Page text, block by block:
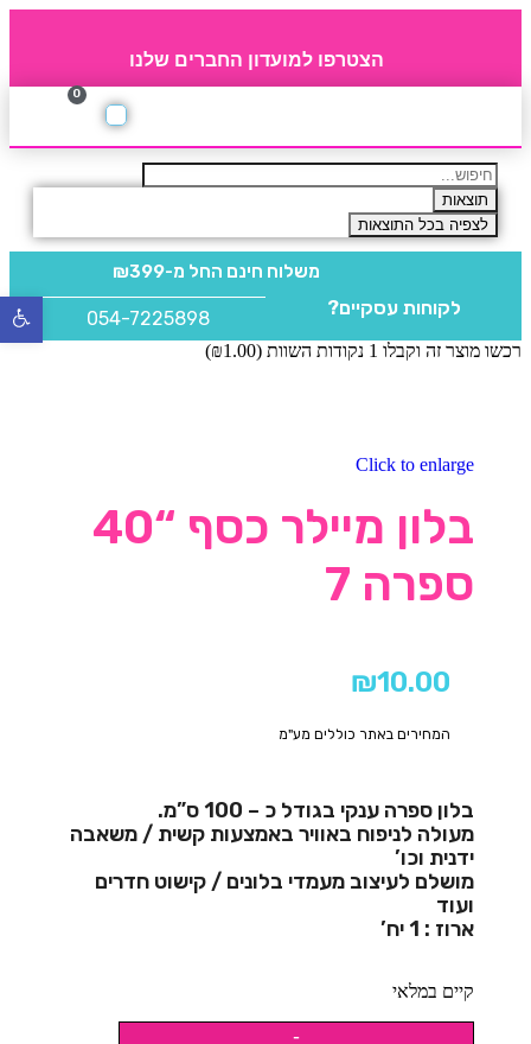
הצטרפו למועדון החברים שלנו
0
תוצאות
לצפיה בכל התוצאות
משלוח חינם החל מ-₪399
לקוחות עסקיים? 054-7225898
רכשו מוצר זה וקבלו 1 נקודות השוות ( ₪1.00
)
Click to enlarge
בלון מיילר כסף “40
ספרה 7
₪10.00
המחירים באתר כוללים מע"מ
בלון ספרה ענקי בגודל כ – 100 ס”מ.
מעולה לניפוח באוויר באמצעות קשית / משאבה
ידנית וכו’
מושלם לעיצוב מעמדי בלונים / קישוט חדרים
ועוד
ארוז : 1 יח’
קיים במלאי
פתח